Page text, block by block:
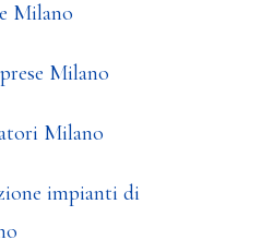
Milano
Milano
Milano
impianti di